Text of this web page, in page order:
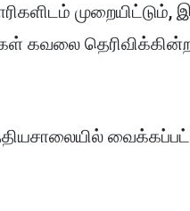
முறையிட்டும்,
கவலை